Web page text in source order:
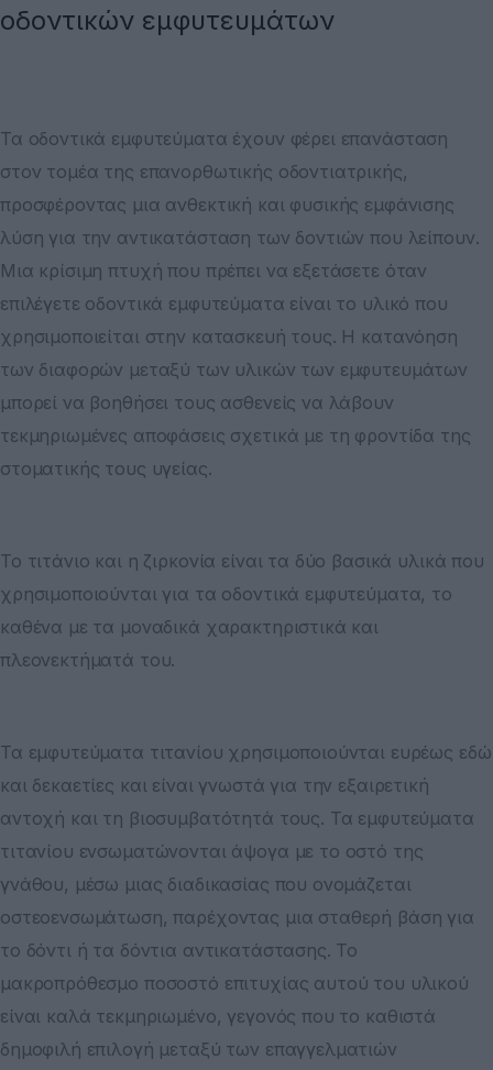
οδοντικών εμφυτευμάτων
Τα οδοντικά εμφυτεύματα έχουν φέρει επανάσταση
στον τομέα της επανορθωτικής οδοντιατρικής,
προσφέροντας μια ανθεκτική και φυσικής εμφάνισης
λύση για την αντικατάσταση των δοντιών που λείπουν.
Μια κρίσιμη πτυχή που πρέπει να εξετάσετε όταν
επιλέγετε οδοντικά εμφυτεύματα είναι το υλικό που
χρησιμοποιείται στην κατασκευή τους. Η κατανόηση
των διαφορών μεταξύ των υλικών των εμφυτευμάτων
μπορεί να βοηθήσει τους ασθενείς να λάβουν
τεκμηριωμένες αποφάσεις σχετικά με τη φροντίδα της
στοματικής τους υγείας.
Το τιτάνιο και η ζιρκονία είναι τα δύο βασικά υλικά που
χρησιμοποιούνται για τα οδοντικά εμφυτεύματα, το
καθένα με τα μοναδικά χαρακτηριστικά και
πλεονεκτήματά του.
Τα εμφυτεύματα τιτανίου χρησιμοποιούνται ευρέως εδώ
και δεκαετίες και είναι γνωστά για την εξαιρετική
αντοχή και τη βιοσυμβατότητά τους. Τα εμφυτεύματα
τιτανίου ενσωματώνονται άψογα με το οστό της
γνάθου, μέσω μιας διαδικασίας που ονομάζεται
οστεοενσωμάτωση, παρέχοντας μια σταθερή βάση για
το δόντι ή τα δόντια αντικατάστασης. Το
μακροπρόθεσμο ποσοστό επιτυχίας αυτού του υλικού
είναι καλά τεκμηριωμένο, γεγονός που το καθιστά
δημοφιλή επιλογή μεταξύ των επαγγελματιών